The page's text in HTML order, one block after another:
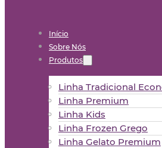
Início
Sobre Nós
Produtos
Linha Tradicional
Linha Premium
Linha Kids
Linha Frozen Grego
Linha Gelato Premium